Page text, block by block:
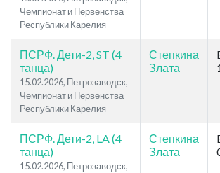
Чемпионат и Первенства
Республики Карелия
ПСРФ. Дети-2, ST (4
танца)
15.02.2026, Петрозаводск,
Чемпионат и Первенства
Республики Карелия
Степкина
Злата
ПСРФ. Дети-2, LA (4
танца)
15.02.2026, Петрозаводск,
Степкина
Злата